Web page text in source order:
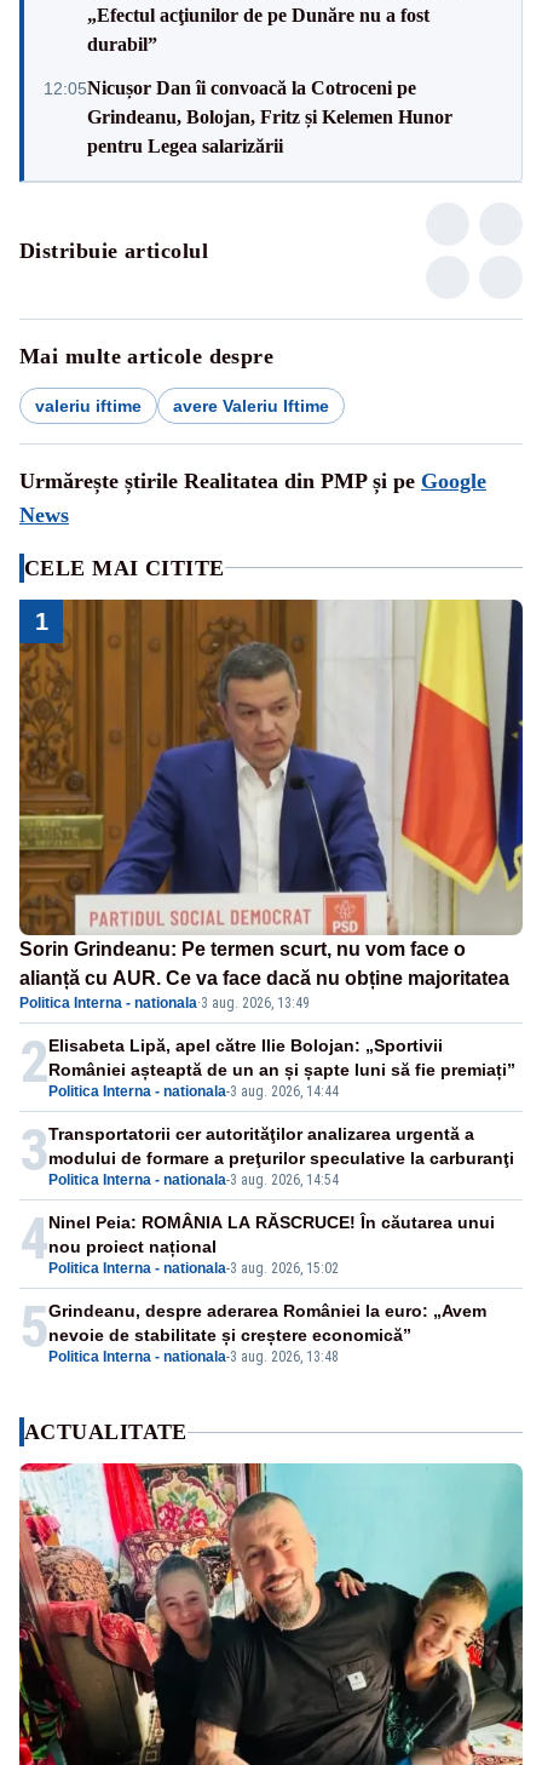
„Efectul acţiunilor de pe Dunăre nu a fost
durabil”
12:05Nicușor Dan îi convoacă la Cotroceni pe
Grindeanu, Bolojan, Fritz și Kelemen Hunor
pentru Legea salarizării
Distribuie articolul
Mai multe articole despre
valeriu iftime avere Valeriu Iftime
Urmărește știrile Realitatea din PMP și pe Google
News
CELE MAI CITITE
1
Sorin Grindeanu: Pe termen scurt, nu vom face o
alianță cu AUR. Ce va face dacă nu obține majoritatea
Politica Interna - nationala·3 aug. 2026, 13:49
2 Politica Interna - nationala-3 aug. 2026, 14:44
Elisabeta Lipă, apel către Ilie Bolojan: „Sportivii
României așteaptă de un an și șapte luni să fie premiați”
3 Politica Interna - nationala-3 aug. 2026, 14:54
Transportatorii cer autorităţilor analizarea urgentă a
modului de formare a preţurilor speculative la carburanţi
4 Politica Interna - nationala-3 aug. 2026, 15:02
Ninel Peia: ROMÂNIA LA RĂSCRUCE! În căutarea unui
nou proiect național
5 Politica Interna - nationala-3 aug. 2026, 13:48
Grindeanu, despre aderarea României la euro: „Avem
nevoie de stabilitate și creștere economică”
ACTUALITATE